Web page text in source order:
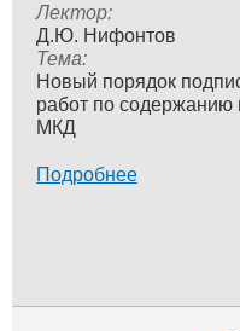
Лектор:
Д.Ю. Нифонтов
Тема:
Новый порядок
работ по
МКД
Подробнее